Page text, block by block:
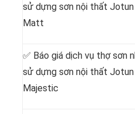
sử dựng sơn nội thất
Matt
✅ Báo giá dịch vụ thợ sơn
sử dựng sơn nội thất Jotun
Majestic